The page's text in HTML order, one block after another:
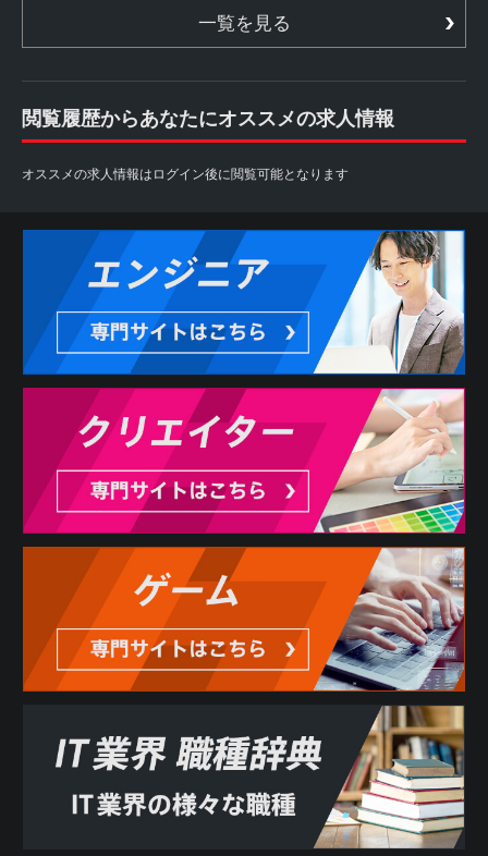
一覧を見る
閲覧履歴からあなたにオススメの求人情報
オススメの求人情報はログイン後に閲覧可能となります